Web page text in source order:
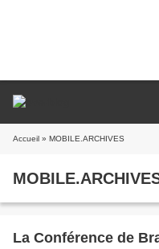
Accueil » MOBILE.ARCHIVES
La Conférence de